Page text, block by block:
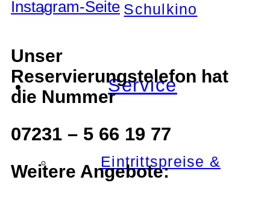
Schulkino
Service
Eintrittspreise &
Unser
Reservierungstelefon hat
die Nummer
07231 – 5 66 19 77
Weitere Angebote: